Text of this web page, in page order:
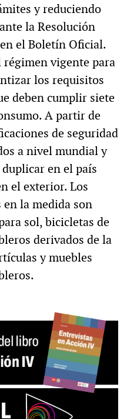
y reduciendo
la Resolución
el Boletín Oficial.
vigente para
los requisitos
deben cumplir siete
A partir de
de seguridad
a nivel mundial y
en el país
el exterior. Los
la medida son
sol, bicicletas de
derivados de la
y muebles